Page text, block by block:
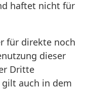
haftet nicht für
für direkte noch
dieser
Dritte
auch in dem